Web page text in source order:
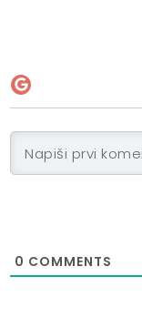
0 COMMENTS